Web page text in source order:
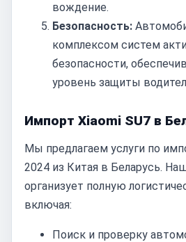
вождение.
Безопасность:
комплексом систем
безопасности,
уровень защиты
Импорт Xiaomi SU7 в
Мы предлагаем услуги по
2024 из Китая в Беларусь.
организует полную
включая:
Поиск и проверку